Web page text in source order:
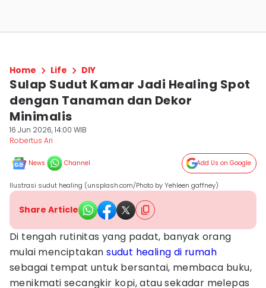
Home Life DIY
Sulap Sudut Kamar Jadi Healing Spot
dengan Tanaman dan Dekor
Minimalis
16 Jun 2026, 14:00 WIB
Robertus Ari
News Channel Add Us on Google
Ilustrasi sudut healing (unsplash.com/Photo by Yehleen gaffney)
Share Article
Di tengah rutinitas yang padat, banyak orang
mulai menciptakan sudut healing di rumah
sebagai tempat untuk bersantai, membaca buku,
menikmati secangkir kopi, atau sekadar melepas